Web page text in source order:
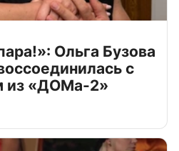
Ольга Бузова
с
из «ДОМа-2»